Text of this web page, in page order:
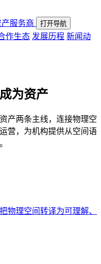
服务商
打开导航
作生态 发展历程 新闻动
为资产
产两条主线，连接物理空
营，为机构提供从空间语
物理空间转译为可理解、